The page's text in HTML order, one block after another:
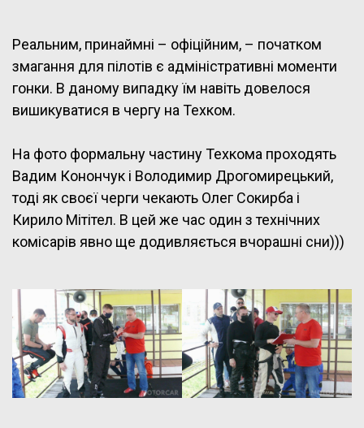
Реальним, принаймні – офіційним, – початком
змагання для пілотів є адміністративні моменти
гонки. В даному випадку їм навіть довелося
вишикуватися в чергу на Техком.
На фото формальну частину Техкома проходять
Вадим Конончук і Володимир Дрогомирецький,
тоді як своєї черги чекають Олег Сокирба і
Кирило Мітітел. В цей же час один з технічних
комісарів явно ще додивляється вчорашні сни)))